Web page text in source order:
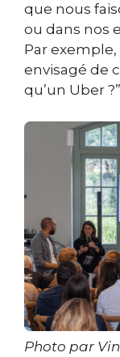
que nous
ou dans nos
Par
envisagé de
qu’un Uber ?”
Photo par